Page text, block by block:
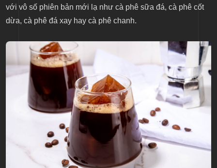
với vô số phiên bản mới lạ như cà phê sữa đá, cà phê cốt
dừa, cà phê đá xay hay cà phê chanh.